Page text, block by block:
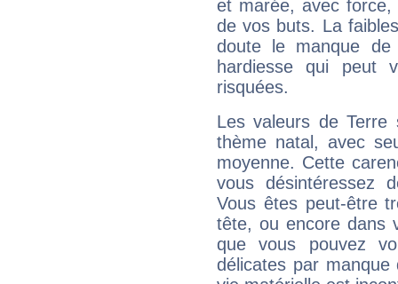
et marée, avec
de vos buts. La
doute le manque
hardiesse qui peut
risquées.
Les valeurs de Terre
thème natal, avec
moyenne. Cette
vous désintéressez
Vous êtes peut-être
tête, ou encore dans
que vous pouvez
délicates par